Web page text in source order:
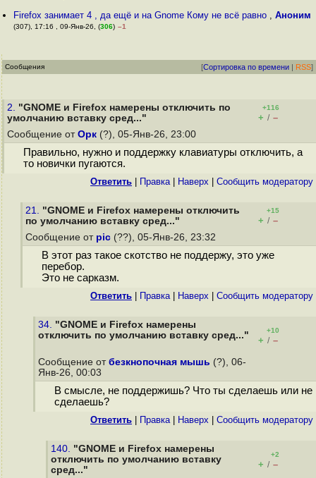
Firefox занимает 4 , да ещё и на Gnome Кому не всё равно ,Аноним
(307), 17:16 , 09-Янв-26, (306) –1
Сообщения [Сортировка по времени | RSS]
2. "GNOME и Firefox намерены отключить по
умолчанию вставку сред..."
+116
+ / –
Сообщение от Орк (?), 05-Янв-26, 23:00
Правильно, нужно и поддержку клавиатуры отключить, а
то новички пугаются.
Ответить Правка| Наверх Cообщить модератору
21. "GNOME и Firefox намерены отключить
по умолчанию вставку сред..."
+15
+ / –
Сообщение от pic (??), 05-Янв-26, 23:32
В этот раз такое скотство не поддержу, это уже
перебор.
Это не сарказм.
Ответить Правка| Наверх Cообщить модератору
34. "GNOME и Firefox намерены
отключить по умолчанию вставку сред..."
+10
+ / –
Сообщение от безкнопочная мышь (?), 06-
Янв-26, 00:03
В смысле, не поддержишь? Что ты сделаешь или не
сделаешь?
Ответить Правка| Наверх Cообщить модератору
140. "GNOME и Firefox намерены
отключить по умолчанию вставку
сред..."
+2
+ / –